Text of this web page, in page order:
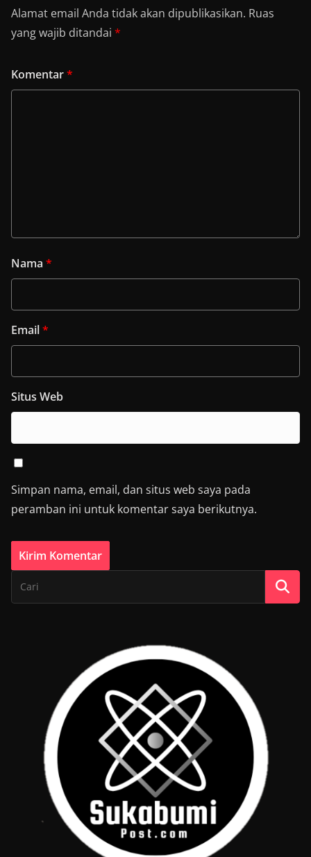
Alamat email Anda tidak akan dipublikasikan. Ruas
yang wajib ditandai *
Komentar*
Nama *
Email*
Situs Web
Simpan nama, email, dan situs web saya pada
peramban ini untuk komentar saya berikutnya.